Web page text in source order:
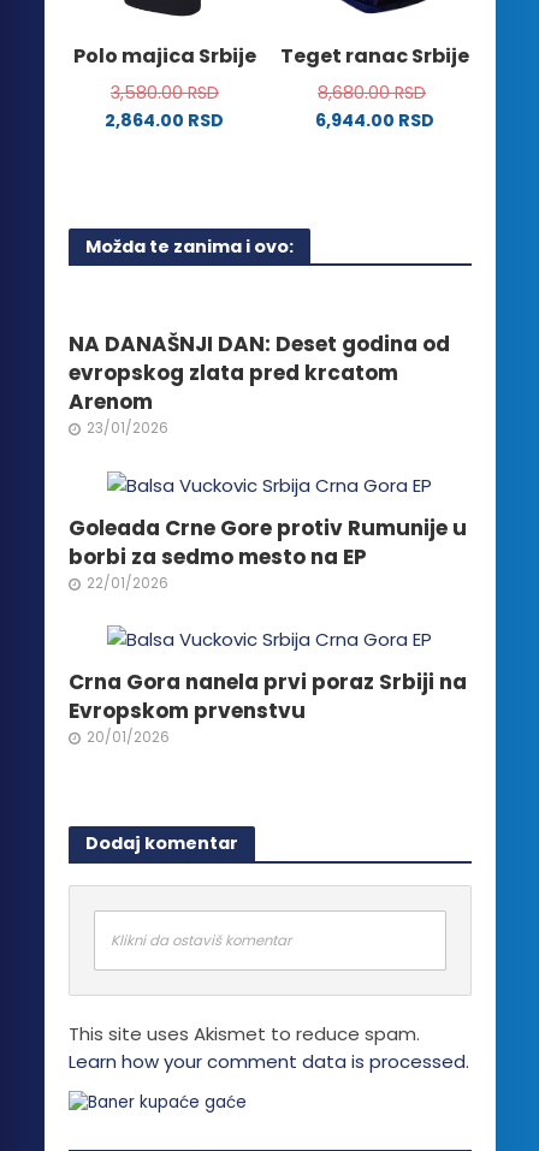
izabrane
stranici
proizvoda.
Polo majica Srbije
3,580.00RSD
2,864.00 RSD
više
varijanti.
biti
izabrane
stranici
Teget ranac Srbije
8,680.00RSD
6,944.00 RSD
Možda te zanima i ovo:
NA DANAŠNJI DAN: Deset godina od
evropskog zlata pred krcatom
Arenom
23/01/2026
Goleada Crne Gore protiv Rumunije u
borbi za sedmo mesto na EP
22/01/2026
Crna Gora nanela prvi poraz Srbiji na
Evropskom prvenstvu
20/01/2026
Dodaj komentar
Klikni da ostaviš komentar
This site uses Akismet to reduce spam.
Learn how your comment data is processed.